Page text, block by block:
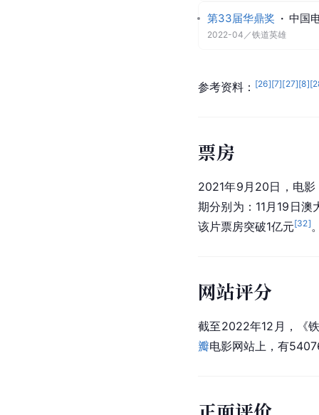
第33届华鼎奖 · 中国
2022-04 ／铁道英雄
参考资料： [26][7][27][8][
票房
2021年9月20日，电影
期分别为：11月19日
该片票房突破1亿元[32]
网站评分
截至2022年12月，《
瓣电影网站上，有